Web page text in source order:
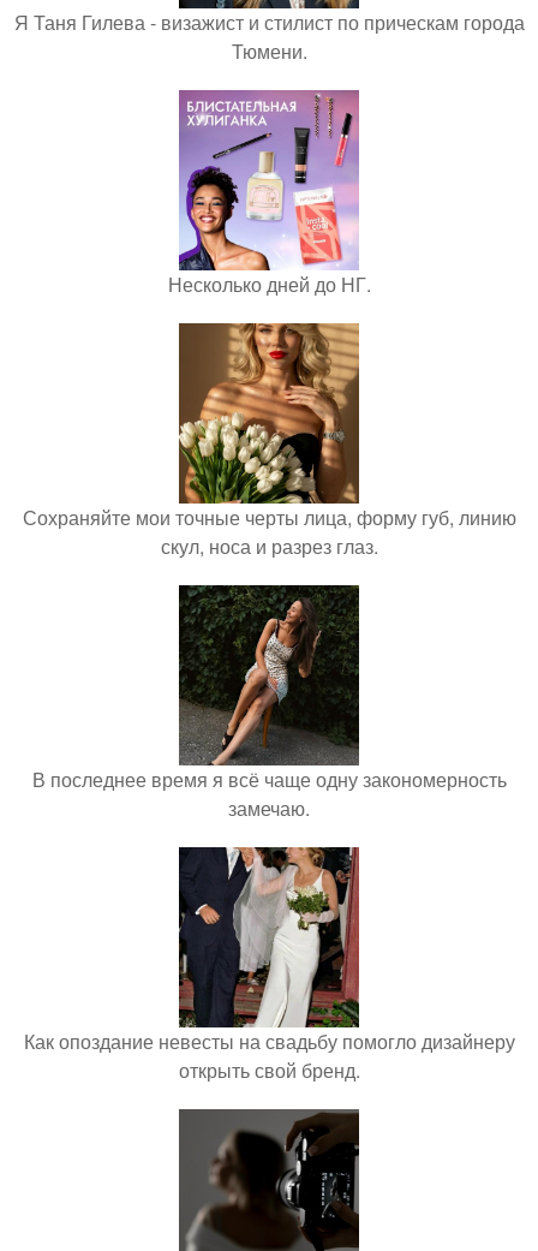
Я Таня Гилева - визажист и стилист по прическам города
Тюмени.
Несколько дней до НГ.
Сохраняйте мои точные черты лица, форму губ, линию
скул, носа и разрез глаз.
В последнее время я всё чаще одну закономерность
замечаю.
Как опоздание невесты на свадьбу помогло дизайнеру
открыть свой бренд.